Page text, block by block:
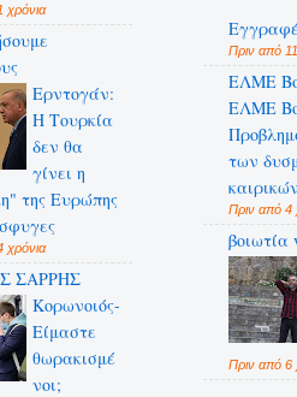
χρόνια
Ερντογάν:
Η Τουρκία
δεν θα
γίνει η
της Ευρώπης
χρόνια
ΣΑΡΡΗΣ
Κορωνοιός-
Είμαστε
θωρακισμέ
νοι;
Πριν από
ΕΛΜΕ
ΕΛΜΕ
των
Πριν από 4
βοιωτία
Πριν από 6